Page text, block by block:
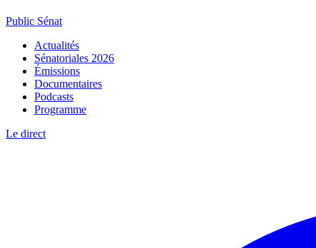
Public Sénat
Actualités
Sénatoriales 2026
Émissions
Documentaires
Podcasts
Programme
Le direct